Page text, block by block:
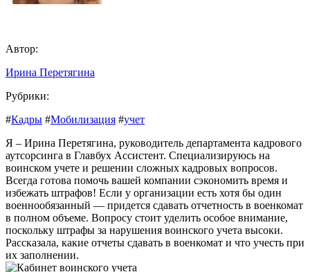
Автор:
Ирина Перетягина
Рубрики:
#Кадры #Мобилизация #учет
Я – Ирина Перетягина, руководитель департамента кадрового
аутсорсинга в Главбух Ассистент. Специализируюсь на
воинском учете и решении сложных кадровых вопросов.
Всегда готова помочь вашей компании сэкономить время и
избежать штрафов! Если у организации есть хотя бы один
военнообязанный — придется сдавать отчетность в военкомат
в полном объеме. Вопросу стоит уделить особое внимание,
поскольку штрафы за нарушения воинского учета высоки.
Рассказала, какие отчеты сдавать в военкомат и что учесть при
их заполнении.